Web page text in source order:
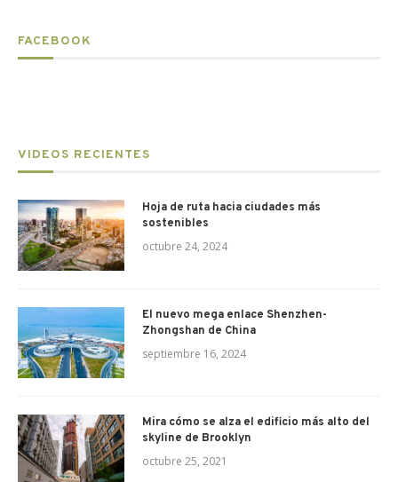
FACEBOOK
VIDEOS RECIENTES
Hoja de ruta hacia ciudades más
sostenibles
octubre 24, 2024
El nuevo mega enlace Shenzhen-
Zhongshan de China
septiembre 16, 2024
Mira cómo se alza el edificio más alto del
skyline de Brooklyn
octubre 25, 2021